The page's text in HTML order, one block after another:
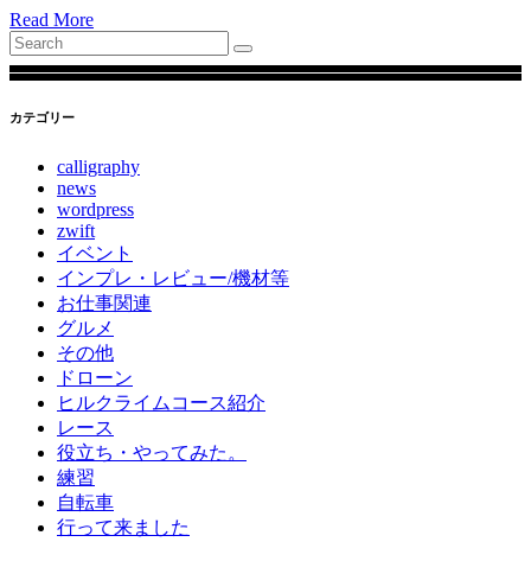
Read More
Search
for:
カテゴリー
calligraphy
news
wordpress
zwift
イベント
インプレ・レビュー/機材等
お仕事関連
グルメ
その他
ドローン
ヒルクライムコース紹介
レース
役立ち・やってみた。
練習
自転車
行って来ました